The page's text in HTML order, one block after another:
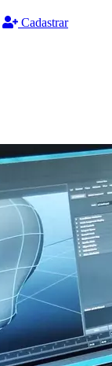
Cadastrar